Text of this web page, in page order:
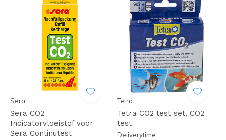
Sera
Sera CO2
Indicatorvloeistof voor
Sera Continutest
Tetra
Tetra CO2 test set, CO2
test
Deliverytime